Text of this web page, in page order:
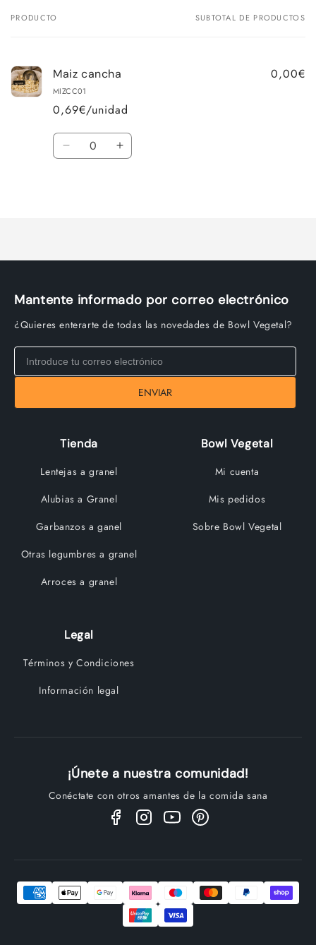
Tu
PRODUCTO SUBTOTAL DE PRODUCTOS
Maiz cancha
MIZCC01
0,69€/unidad
0,00€
Cantidad
Reducir
Aumentar
Mantente informado por correo electrónico
¿Quieres enterarte de todas las novedades de Bowl Vegetal?
ENVIAR
Tienda
Lentejas a granel
Alubias a Granel
Garbanzos a ganel
Otras legumbres a granel
Arroces a granel
Bowl Vegetal
Mi cuenta
Mis pedidos
Sobre Bowl Vegetal
Legal
Términos y Condiciones
Información legal
¡Únete a nuestra comunidad!
Conéctate con otros amantes de la comida sana